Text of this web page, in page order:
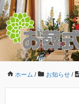
ホーム / お知らせ /